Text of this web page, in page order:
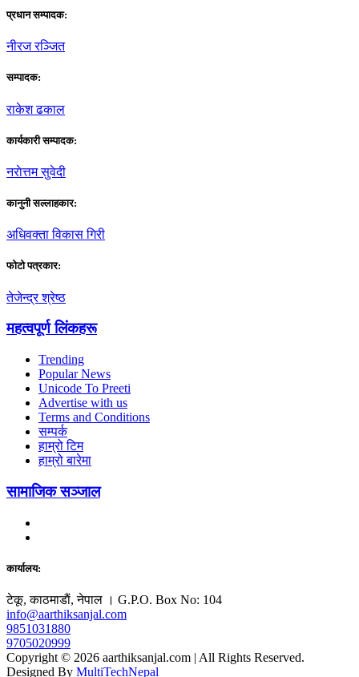
प्रधान सम्पादक:
नीरज रञ्जित
सम्पादक:
राकेश ढकाल
कार्यकारी सम्पादक:
नराेत्तम सुवेदी
कानुनी सल्लाहकार:
अधिवक्ता विकास गिरी
फाेटाे पत्रकार:
तेजेन्द्र श्रेष्ठ
महत्वपूर्ण लिंकहरू
Trending
Popular News
Unicode To Preeti
Advertise with us
Terms and Conditions
सम्पर्क
हाम्रो टिम
हाम्रो बारेमा
सामाजिक सञ्जाल
कार्यालय:
टेकू, काठमाडाैं, नेपाल । G.P.O. Box No: 104
info@aarthiksanjal.com
9851031880
9705020999
Copyright © 2026 aarthiksanjal.com | All Rights Reserved.
Designed By MultiTechNepal